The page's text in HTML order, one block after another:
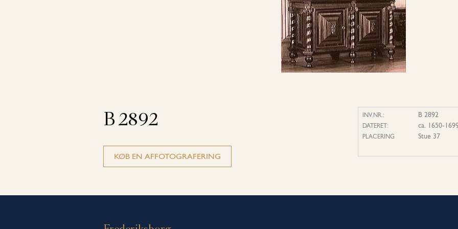
B 2892
KØB EN AFFOTOGRAFERING
INV.NR.: B 2892
DATERET: ca. 1650-
PLACERING Stue 37